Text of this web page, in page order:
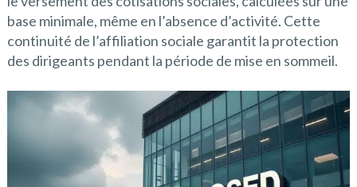
base minimale, même en l’absence d’activité. Cette
continuité de l’affiliation sociale garantit la protection
des dirigeants pendant la période de mise en sommeil.